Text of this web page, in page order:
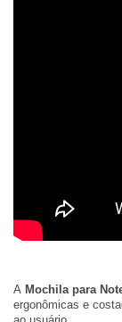
A Mochila para
ergonômicas e